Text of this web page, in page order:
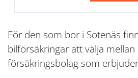
För den som bor i Sotenäs
bilförsäkringar att välja
försäkringsbolag som